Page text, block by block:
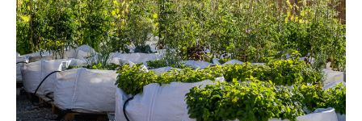
Vous êtes partenaire
Services aux territoires
Services aux habitants
Innovation